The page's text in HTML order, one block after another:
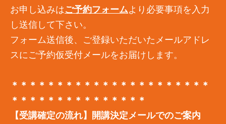
お申し込みはご予約フォームより必要事項を入力
し送信して下さい。
フォーム送信後、ご登録いただいたメールアドレ
スにご予約仮受付メールをお届けします。
＊＊＊＊＊＊＊＊＊＊＊＊＊＊＊＊＊＊＊＊＊＊
＊＊＊＊＊＊＊＊＊＊＊＊＊＊＊
【受講確定の流れ】開講決定メールでのご案内